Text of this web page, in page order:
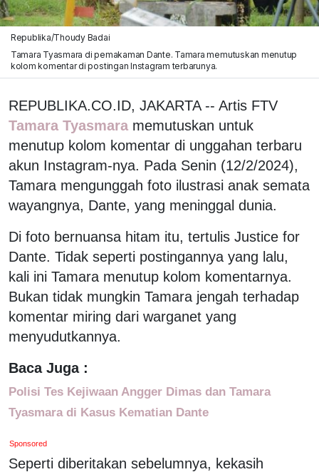
Republika/Thoudy Badai
Tamara Tyasmara di pemakaman Dante. Tamara memutuskan menutup
kolom komentar di postingan Instagram terbarunya.
REPUBLIKA.CO.ID, JAKARTA -- Artis FTV
Tamara Tyasmara memutuskan untuk
menutup kolom komentar di unggahan terbaru
akun Instagram-nya. Pada Senin (12/2/2024),
Tamara mengunggah foto ilustrasi anak semata
wayangnya, Dante, yang meninggal dunia.
Di foto bernuansa hitam itu, tertulis Justice for
Dante. Tidak seperti postingannya yang lalu,
kali ini Tamara menutup kolom komentarnya.
Bukan tidak mungkin Tamara jengah terhadap
komentar miring dari warganet yang
menyudutkannya.
Baca Juga :
Polisi Tes Kejiwaan Angger Dimas dan Tamara
Tyasmara di Kasus Kematian Dante
Sponsored
Seperti diberitakan sebelumnya, kekasih